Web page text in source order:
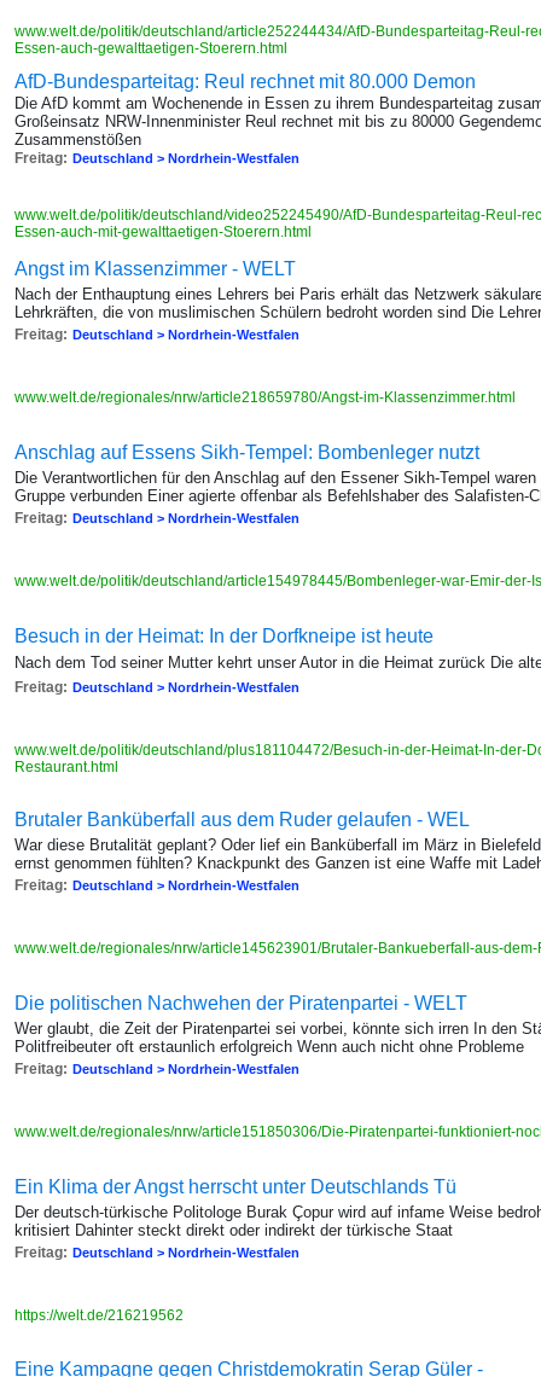
www.welt.de/politik/deutschland/article252244434/AfD-Bundesparteitag-Reul-
Essen-auch-gewalttaetigen-Stoerern.html
AfD-Bundesparteitag: Reul rechnet mit 80.000 Demon
Die AfD kommt am Wochenende in Essen zu ihrem Bundesparteitag
Großeinsatz NRW-Innenminister Reul rechnet mit bis zu 80000
Zusammenstößen
Freitag: Deutschland > Nordrhein-Westfalen
www.welt.de/politik/deutschland/video252245490/AfD-Bundesparteitag-Reul-
Essen-auch-mit-gewalttaetigen-Stoerern.html
Angst im Klassenzimmer - WELT
Nach der Enthauptung eines Lehrers bei Paris erhält das Netzwerk
Lehrkräften, die von muslimischen Schülern bedroht worden sind Die
Freitag: Deutschland > Nordrhein-Westfalen
www.welt.de/regionales/nrw/article218659780/Angst-im-Klassenzimmer.html
Anschlag auf Essens Sikh-Tempel: Bombenleger nutzt
Die Verantwortlichen für den Anschlag auf den Essener Sikh-Tempel
Gruppe verbunden Einer agierte offenbar als Befehlshaber des Salafisten-
Freitag: Deutschland > Nordrhein-Westfalen
www.welt.de/politik/deutschland/article154978445/Bombenleger-war-Emir-der-
Besuch in der Heimat: In der Dorfkneipe ist heute
Nach dem Tod seiner Mutter kehrt unser Autor in die Heimat zurück Die
Freitag: Deutschland > Nordrhein-Westfalen
www.welt.de/politik/deutschland/plus181104472/Besuch-in-der-Heimat-In-der-
Restaurant.html
Brutaler Banküberfall aus dem Ruder gelaufen - WEL
War diese Brutalität geplant? Oder lief ein Banküberfall im März in
ernst genommen fühlten? Knackpunkt des Ganzen ist eine Waffe mit
Freitag: Deutschland > Nordrhein-Westfalen
www.welt.de/regionales/nrw/article145623901/Brutaler-Bankueberfall-aus-
Die politischen Nachwehen der Piratenpartei - WELT
Wer glaubt, die Zeit der Piratenpartei sei vorbei, könnte sich irren In den
Politfreibeuter oft erstaunlich erfolgreich Wenn auch nicht ohne Probleme
Freitag: Deutschland > Nordrhein-Westfalen
www.welt.de/regionales/nrw/article151850306/Die-Piratenpartei-funktioniert-
Ein Klima der Angst herrscht unter Deutschlands Tü
Der deutsch-türkische Politologe Burak Çopur wird auf infame Weise
kritisiert Dahinter steckt direkt oder indirekt der türkische Staat
Freitag: Deutschland > Nordrhein-Westfalen
https://welt.de/216219562
Eine Kampagne gegen Christdemokratin Serap Güler -